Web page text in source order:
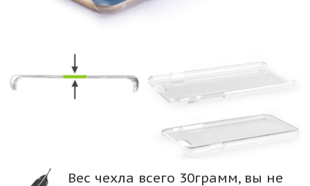
Вес чехла всего 30грамм, вы не